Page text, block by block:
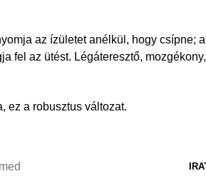
az ízületet anélkül, hogy csípne; a
fel az ütést. Légáteresztő, mozgékony,
ez a robusztus változat.